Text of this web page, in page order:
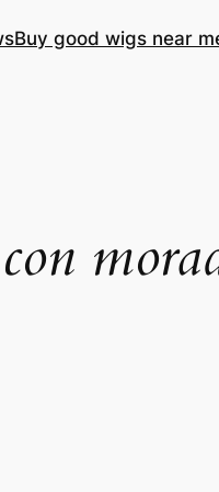
Buy good wigs near